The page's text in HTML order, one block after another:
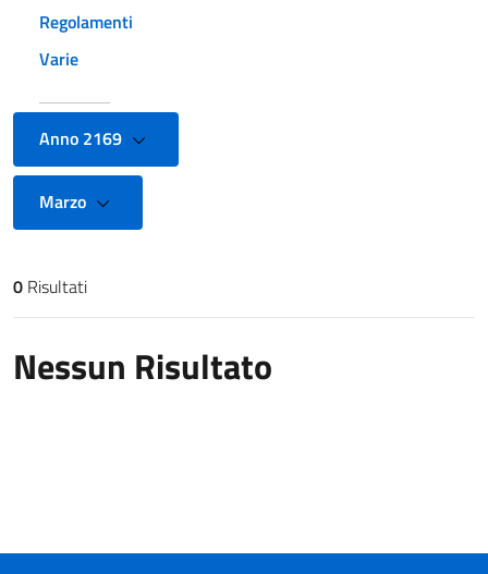
Regolamenti
Varie
Anno 2169
Marzo
Risultati di ricerca
0 Risultati
Nessun Risultato